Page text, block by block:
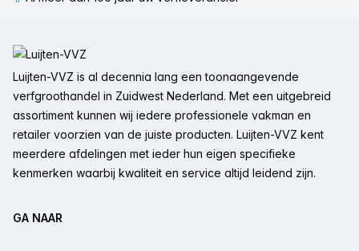
Luijten-VVZ is al decennia lang een toonaangevende
verfgroothandel in Zuidwest Nederland. Met een uitgebreid
assortiment kunnen wij iedere professionele vakman en
retailer voorzien van de juiste producten. Luijten-VVZ kent
meerdere afdelingen met ieder hun eigen specifieke
kenmerken waarbij kwaliteit en service altijd leidend zijn.
GA NAAR